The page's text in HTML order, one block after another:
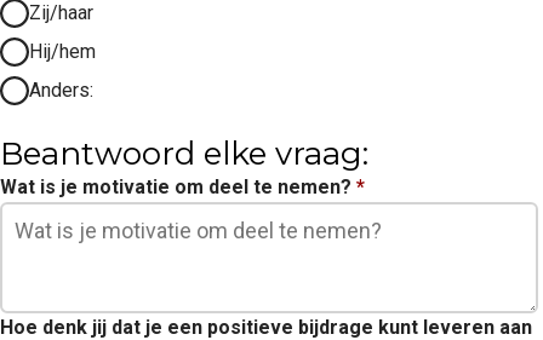
Zij/haar
Hij/hem
Anders:
Beantwoord elke vraag:
Wat is je motivatie om deel te nemen? *
Hoe denk jij dat je een positieve bijdrage kunt leveren aan